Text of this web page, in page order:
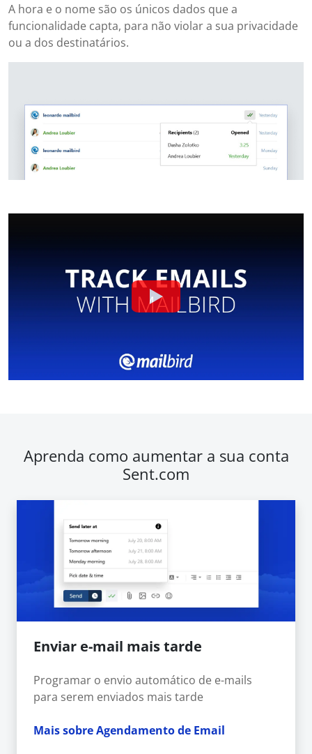
A hora e o nome são os únicos dados que a
funcionalidade capta, para não violar a sua privacidade
ou a dos destinatários.
Aprenda como aumentar a sua conta
Sent.com
Enviar e-mail mais tarde
Programar o envio automático de e-mails
para serem enviados mais tarde
Mais sobre Agendamento de Email